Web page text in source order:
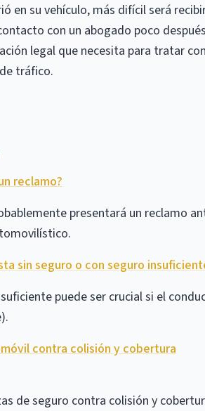
en su vehículo, más difícil será
con un abogado poco
legal que necesita para tratar
tráfico.
reclamo?
presentará un reclamo
sin seguro o con seguro
puede ser crucial si el
contra colisión y cobertura
de seguro contra colisión y